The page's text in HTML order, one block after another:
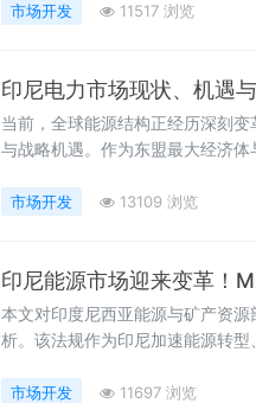
市场开发 11517 浏览
印尼电力市场现状、机遇
当前，全球能源结构正经历深刻
与战略机遇。作为东盟最大经济
项目实践，深度剖析其新能源发
市场开发 13109 浏览
印尼能源市场迎来变革！
本文对印度尼西亚能源与矿产资
析。该法规作为印尼加速能源转
性，深刻地影响着印尼电力市场的
市场开发 11697 浏览